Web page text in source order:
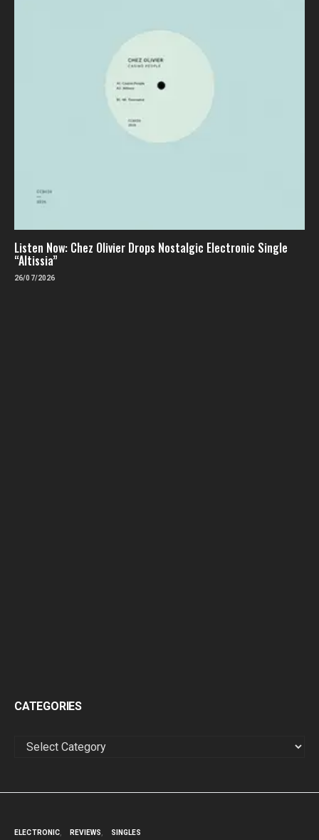
Listen Now: Chez Olivier Drops Nostalgic Electronic Single
“Altissia”
26/07/2026
CATEGORIES
ELECTRONIC REVIEWS SINGLES